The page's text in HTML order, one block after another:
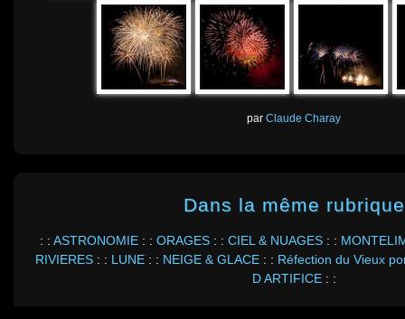
par Claude Charay
Dans la même rubrique
: : ASTRONOMIE : : ORAGES : : CIEL & NUAGES : :
RIVIERES: : LUNE: : NEIGE & GLACE: : Réfection du Vieux
D ARTIFICE: :